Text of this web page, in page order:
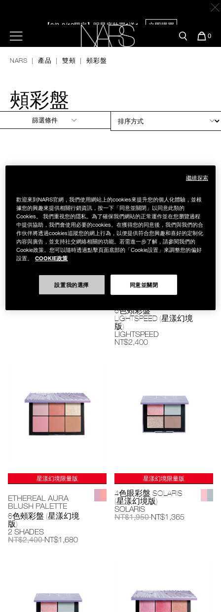
【8/3-8/10限定】明星底妝買1送1 立即購買
【8/3-8/10限定】限時輸碼贈迷你腮紅露
新客首購輸＜WELCOME＞享9折
選單"
您
0
預約金曲獎妝容
官網優惠活動
水光頰彩系列
彩盤及禮盒組
刷具與配件
臉部
保養
彩妝專欄
粉底線上試色
NARS 產品 雙頰 頰彩盤
頰彩盤
篩選條件
流金夜閃6色頰彩盤
NT$2,400
6色頰彩盤
LIGHTSPEED (星漾幻境
版)
LIGHTSPEED
NT$2,400
星漾幻境限量版
ETHEREAL AURA
BLUSH PALETTE
6色頰彩盤 (星漾幻境
版)
2 SHADES
NT$2,400NT$1,680
星漾幻境限量版
4色眼彩盤 SOLARIS
(星漾幻境版)
SOLARIS
NT$1,950NT$1,365
歡迎來到NARS官網，我們使用網站上的cookies來提升您的個人化體驗，並根
據您的興趣來提供相關行銷資訊，按一下「同意並關閉」以同意此類的
Cookies。 我們重視您的隱私。為了確保我們網站的正常運作並在您瀏覽過程
中提供協助，我們會使用必要的cookies。在獲得您的同意後，我們與我們的合
作伙伴將透過cookies追蹤您的網上行為，以便提供符合您興趣和喜好的定制化
內容與廣告，並支持社交網絡相關的功能。若需進一步了解，請參閱我們的
Cookie政策。您可以隨時透過點擊頁面底部的「Cookie設置」來調整您的偏好
設置。 COOKIE政策
設置我的選擇 同意並關閉
繼續探索